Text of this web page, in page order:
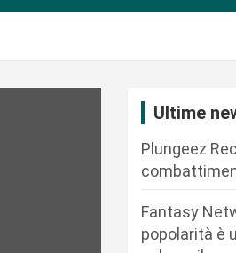
Ultime
Plungeez
Fantasy
popolarità è